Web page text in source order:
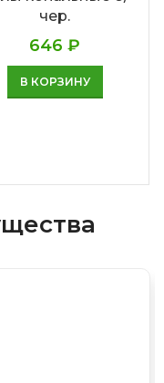
чер.
646₽
В КОРЗИНУ